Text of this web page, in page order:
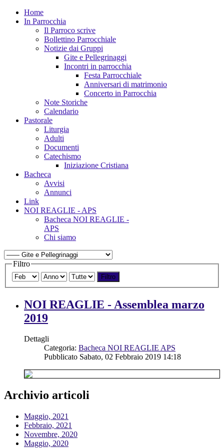
Home
In Parrocchia
Il Parroco scrive
Bollettino Parrocchiale
Notizie dai Gruppi
Gite e Pellegrinaggi
Incontri in parrocchia
Festa Parrocchiale
Anniversari di matrimonio
Concerto in Parrocchia
Note Storiche
Calendario
Pastorale
Liturgia
Adulti
Documenti
Catechismo
Iniziazione Cristiana
Bacheca
Avvisi
Annunci
Link
NOI REAGLIE - APS
Bacheca NOI REAGLIE -
APS
Chi siamo
Filtro
Filtro
NOI REAGLIE - Assemblea marzo
2019
Dettagli
Categoria: Bacheca NOI REAGLIE APS
Pubblicato Sabato, 02 Febbraio 2019 14:18
Archivio articoli
Maggio, 2021
Febbraio, 2021
Novembre, 2020
Maggio, 2020